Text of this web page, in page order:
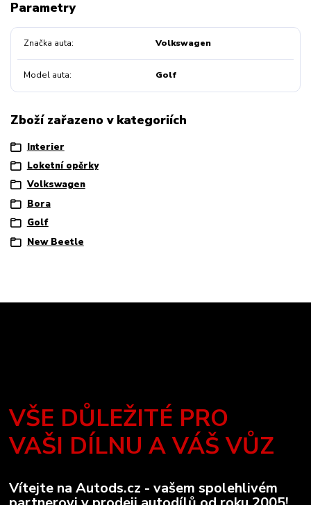
Parametry
Značka auta Volkswagen
Model auta Golf
Zboží zařazeno v kategoriích
Interier
Loketní opěrky
Volkswagen
Bora
Golf
New Beetle
VŠE DŮLEŽITÉ PRO
VAŠI DÍLNU A VÁŠ VŮZ
Vítejte na Autods.cz - vašem spolehlivém